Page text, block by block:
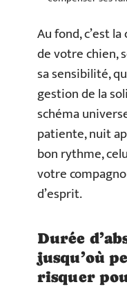
Au fond, c’est
de votre chien,
sa sensibilité,
gestion de la
schéma
patiente, nuit
bon rythme,
votre
d’esprit.
Durée
jusqu’où
risquer